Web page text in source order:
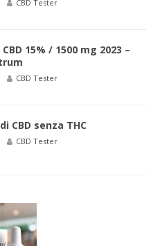
CBD Tester
15% / 1500 mg 2023 –
CBD Tester
CBD senza THC
CBD Tester